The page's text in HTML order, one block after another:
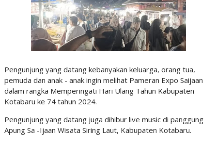
Pengunjung yang datang kebanyakan keluarga, orang tua,
pemuda dan anak - anak ingin melihat Pameran Expo Saijaan
dalam rangka Memperingati Hari Ulang Tahun Kabupaten
Kotabaru ke 74 tahun 2024.
Pengunjung yang datang juga dihibur live music di panggung
Apung Sa -Ijaan Wisata Siring Laut, Kabupaten Kotabaru.